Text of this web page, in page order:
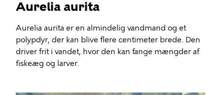
Aurelia aurita
Aurelia aurita er en almindelig vandmand og et
polypdyr, der kan blive flere centimeter brede. Den
driver frit i vandet, hvor den kan fange mængder af
fiskeæg og larver.